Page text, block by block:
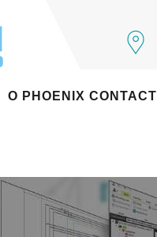
O PHOENIX CONTACT